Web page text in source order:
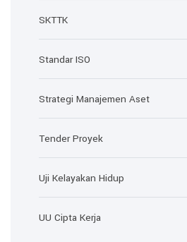
SKTTK
Standar ISO
Strategi Manajemen Aset
Tender Proyek
Uji Kelayakan Hidup
UU Cipta Kerja